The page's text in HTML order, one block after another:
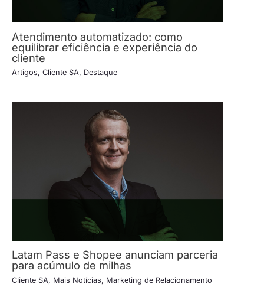
Atendimento automatizado: como
equilibrar eficiência e experiência do
cliente
Artigos, Cliente SA, Destaque
Latam Pass e Shopee anunciam parceria
para acúmulo de milhas
Cliente SA, Mais Notícias, Marketing de Relacionamento